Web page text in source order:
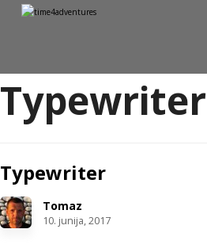
Typewriter
Typewriter
Tomaz
10. junija, 2017